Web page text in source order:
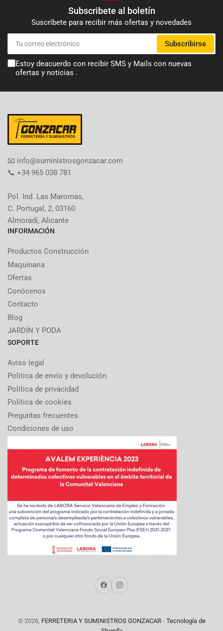
Subscribete al boletín
Suscríbete para recibir más ofertas y novedades
Tu
correo
electrónico
Subscribirse
Estoy deacuerdo con recibir SMS y Mails con nuevas
ofertas y noticias .
​📧​ info@suministrosgonzacar.com
📞 +34 965 038 781
Pol. Ind. Las Maromas,
C. Portugal, 2, 03160
Almoradí, Alicante
INFORMACIÓN
Productos Construcción
Maquinaria
Ofertas
Conócenos
Contacto
Blog
JARDÍN Y PODA
SOPORTE
Aviso legal
Politica de envío y devolución
Política de privacidad
Política de cookies
Preguntas frecuentes
Condiciones de uso
FacebookInstagram
© 2026, FERRETERIA Y SUMINISTROS GONZACAR- Tecnología de